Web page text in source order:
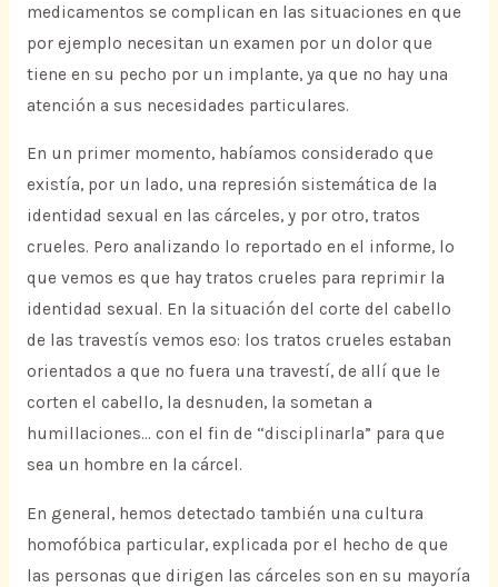
medicamentos se complican en las situaciones en que
por ejemplo necesitan un examen por un dolor que
tiene en su pecho por un implante, ya que no hay una
atención a sus necesidades particulares.
En un primer momento, habíamos considerado que
existía, por un lado, una represión sistemática de la
identidad sexual en las cárceles, y por otro, tratos
crueles. Pero analizando lo reportado en el informe, lo
que vemos es que hay tratos crueles para reprimir la
identidad sexual. En la situación del corte del cabello
de las travestís vemos eso: los tratos crueles estaban
orientados a que no fuera una travestí, de allí que le
corten el cabello, la desnuden, la sometan a
humillaciones… con el fin de “disciplinarla” para que
sea un hombre en la cárcel.
En general, hemos detectado también una cultura
homofóbica particular, explicada por el hecho de que
las personas que dirigen las cárceles son en su mayoría